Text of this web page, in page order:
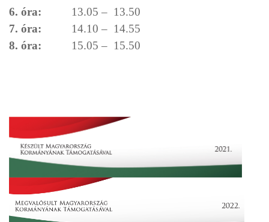
6. óra: 13.05 – 13.50
7. óra: 14.10 – 14.55
8. óra: 15.05 – 15.50